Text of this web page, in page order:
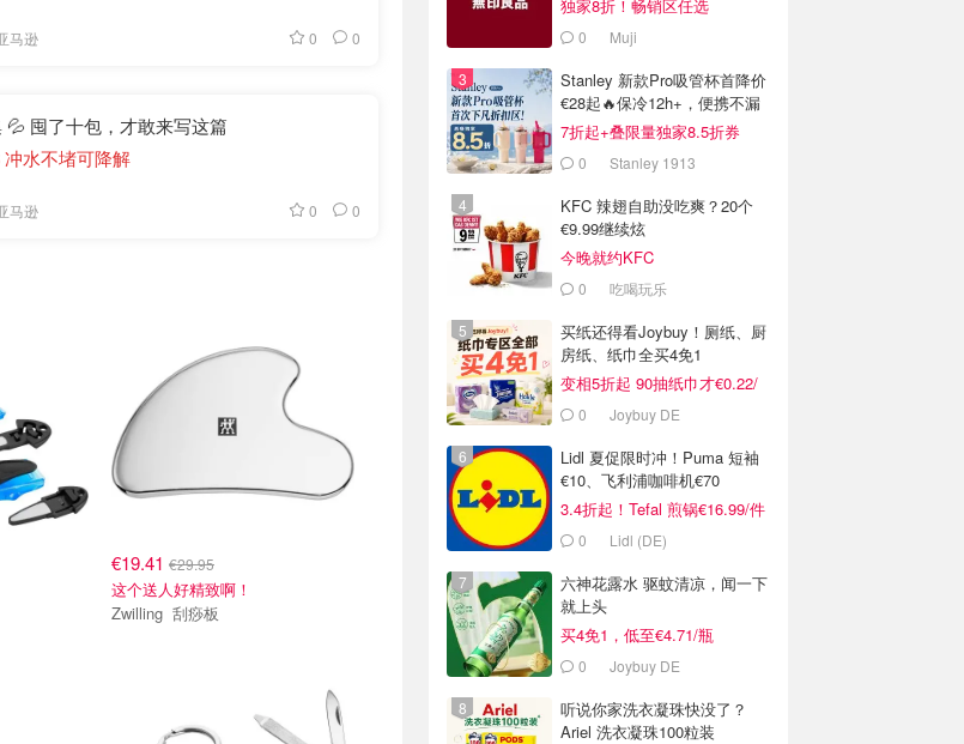
马逊 0 0
💦 囤了十包，才敢来写这篇
水不堵可降解
马逊 0 0
€19.41 €29.95
这个送人好精致啊！
Zwilling 刮痧板
独家8折！畅销区任选
0 Muji
Stanley 新款Pro吸管杯首降价
€28起🔥保冷12h+，便携不漏
水
7折起+叠限量独家8.5折券
0 Stanley 1913
KFC 辣翅自助没吃爽？20个
€9.99继续炫
今晚就约KFC
0 吃喝玩乐
买纸还得看Joybuy！厕纸、厨
房纸、纸巾全买4免1
变相5折起 90抽纸巾才€0.22/
包 0 Joybuy DE
Lidl 夏促限时冲！Puma 短袖
€10、飞利浦咖啡机€70
3.4折起！Tefal 煎锅€16.99/件
0 Lidl (DE)
六神花露水 驱蚊清凉，闻一下
就上头
买4免1，低至€4.71/瓶
0 Joybuy DE
听说你家洗衣凝珠快没了？
Ariel 洗衣凝珠100粒装